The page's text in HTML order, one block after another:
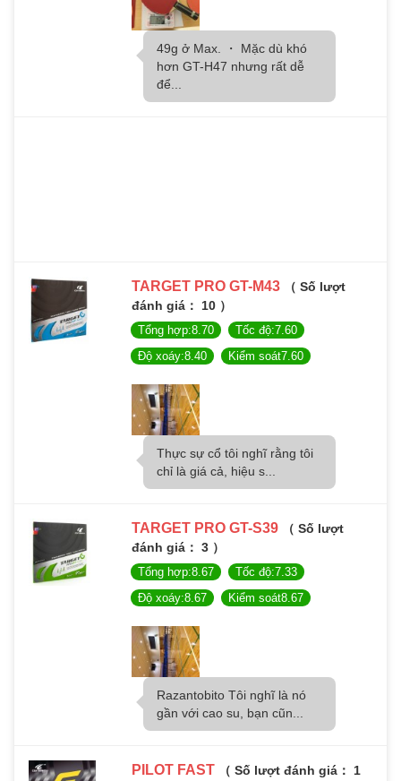
49g ở Max. ・ Mặc dù khó
hơn GT-H47 nhưng rất dễ
để...
TARGET PRO GT-M43 （ Số lượt
đánh giá： 10 ）
Tổng hợp:8.70
Tốc độ:7.60
Độ xoáy:8.40
Kiểm soát7.60
Thực sự cổ tôi nghĩ rằng tôi
chỉ là giá cả, hiệu s...
TARGET PRO GT-S39 （ Số lượt
đánh giá： 3 ）
Tổng hợp:8.67
Tốc độ:7.33
Độ xoáy:8.67
Kiểm soát8.67
Razantobito Tôi nghĩ là nó
gần với cao su, bạn cũn...
PILOT FAST （ Số lượt đánh giá： 1